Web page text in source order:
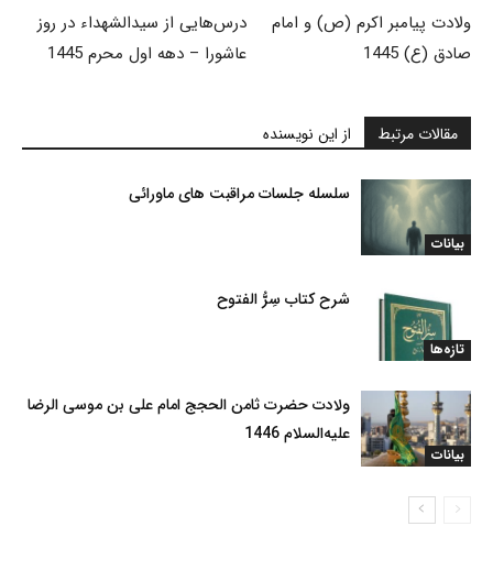
درس‌هایی از سیدالشهداء در روز
عاشورا – دهه اول محرم 1445
ولادت پیامبر اکرم (ص) و امام
صادق (ع) 1445
مقالات مرتبط از این نویسنده
بیانات
سلسله جلسات مراقبت های ماورائی
تازه‌ها
شرح کتاب سِرُّ الفتوح
بیانات
ولادت حضرت ثامن الحجج امام علی بن موسی الرضا
علیه‌السلام 1446